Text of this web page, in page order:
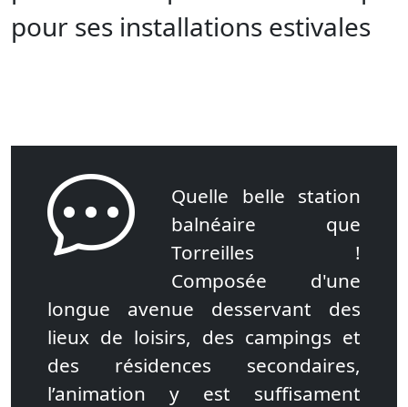
pour ses installations estivales
Quelle belle station
balnéaire que
Torreilles !
Composée d'une
longue avenue desservant des
lieux de loisirs, des campings et
des résidences secondaires,
l’animation y est suffisament